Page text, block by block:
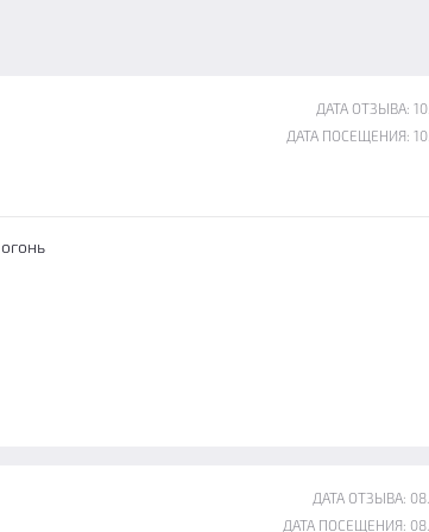
ДАТА ОТЗЫВА:
ДАТА ПОСЕЩЕНИЯ:
ДАТА ОТЗЫВА:
ДАТА ПОСЕЩЕНИЯ: